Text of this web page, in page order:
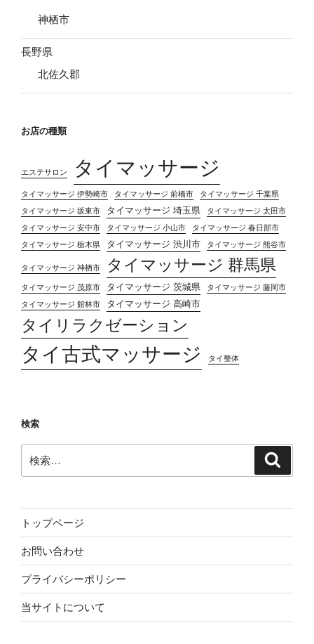
神栖市
長野県
北佐久郡
お店の種類
エステサロン タイマッサージ
タイマッサージ 伊勢崎市 タイマッサージ 前橋市
タイマッサージ 千葉県
タイマッサージ 坂東市
タイマッサージ 埼玉県
タイマッサージ 太田市
タイマッサージ 安中市
タイマッサージ 小山市
タイマッサージ 春日部市
タイマッサージ 栃木県
タイマッサージ 渋川市 タイマッサージ 熊谷市
タイマッサージ 神栖市 タイマッサージ 群馬県
タイマッサージ 茂原市 タイマッサージ 茨城県
タイマッサージ 藤岡市
タイマッサージ 館林市
タイマッサージ 高崎市
タイリラクゼーション
タイ古式マッサージ タイ整体
検索
索:
トップページ
お問い合わせ
プライバシーポリシー
当サイトについて